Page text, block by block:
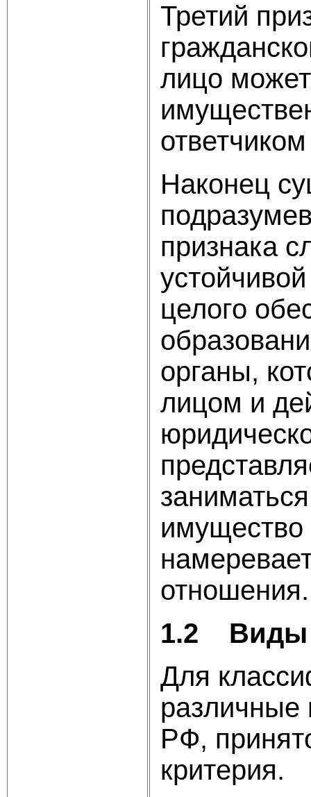
Третий
лицо
Наконец
признака
целого
органы,
лицом и
имущество
отношения.
1.2 Виды
Для
различные
РФ,
критерия.